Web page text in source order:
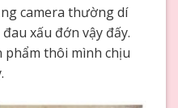
camera thường dí
xấu đớn vậy đấy.
phẩm thôi mình chịu